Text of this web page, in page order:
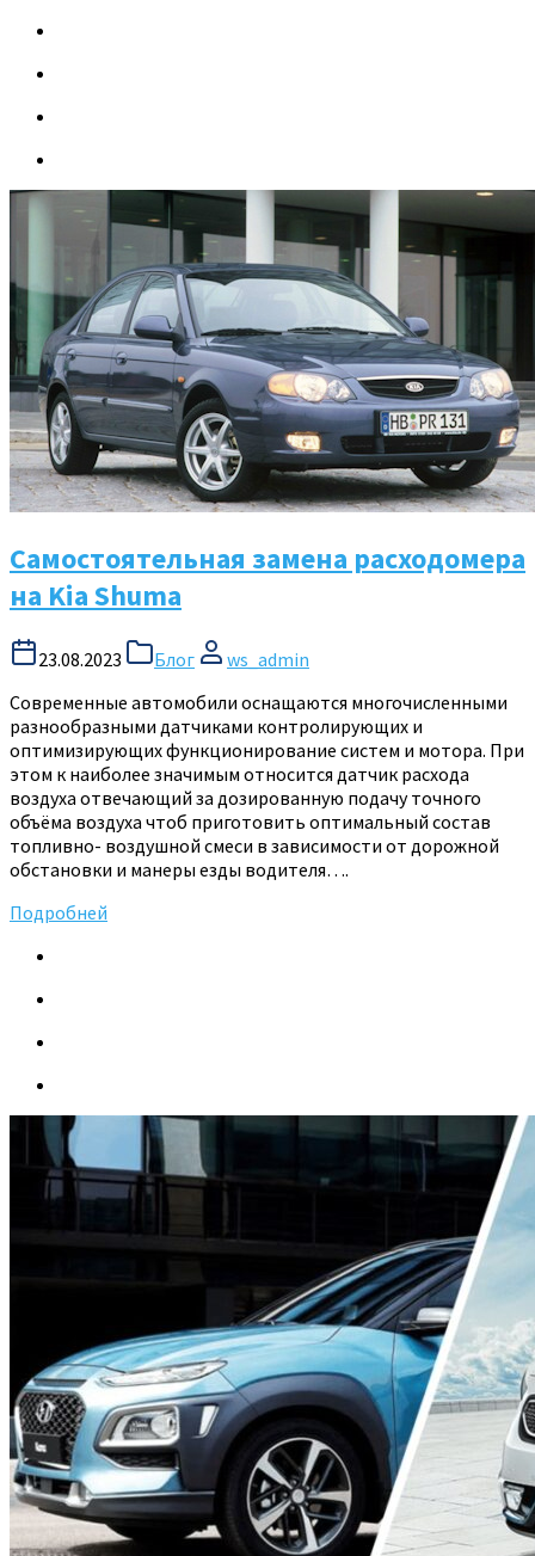
Самостоятельная замена расходомера
на Kia Shuma
23.08.2023 Блог
ws_admin
Современные автомобили оснащаются многочисленными
разнообразными датчиками контролирующих и
оптимизирующих функционирование систем и мотора. При
этом к наиболее значимым относится датчик расхода
воздуха отвечающий за дозированную подачу точного
объёма воздуха чтоб приготовить оптимальный состав
топливно- воздушной смеси в зависимости от дорожной
обстановки и манеры езды водителя….
Подробней